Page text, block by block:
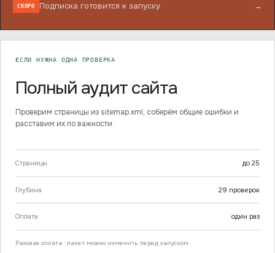
СКОРО Подписка готовится к запуску →
ЕСЛИ НУЖНА ОДНА ПРОВЕРКА
Полный аудит сайта
Проверим страницы из sitemap.xml, соберём общие ошибки и
расставим их по важности.
Страницы до 25
Глубина 29 проверок
Оплата один раз
Разовая оплата · пакет можно изменить перед запуском